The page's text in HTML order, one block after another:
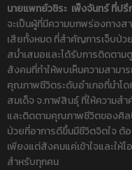
นายแพทย์วชิระ เพ็งจันทร์ ที่ป
จะเป็นผู้ที่มีความบกพร่องทางส
เสียทั้งหมด ที่สำคัญการเจ็บป่ว
สม่ำเสมอและได้รับการติดตา
สังคมที่ทำให้พบเห็นความสาม
คุณภาพชีวิตระดับอำเภอที่นำโ
สมเด็จ จ.กาฬสินธุ์ ที่ให้ความส
และติดตามคุณภาพชีวิตของศิล
ป่วยที่อาการดีขึ้นมีชีวิตจิตใจ ต้
เพียงแต่สังคมแค่เข้าใจและให้
สำหรับทุกคน